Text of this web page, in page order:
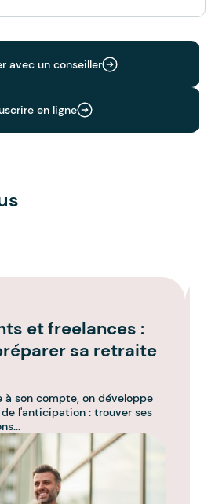
avec un conseiller
en ligne
et freelances :
sa retraite
à son compte, on développe
l'anticipation : trouver ses